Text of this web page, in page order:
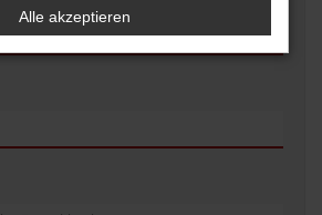
Alle akzeptieren